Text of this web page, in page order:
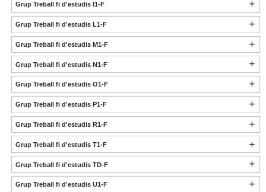
Grup Treball fi d'estudis I1-F
Grup Treball fi d'estudis L1-F
Grup Treball fi d'estudis M1-F
Grup Treball fi d'estudis N1-F
Grup Treball fi d'estudis O1-F
Grup Treball fi d'estudis P1-F
Grup Treball fi d'estudis R1-F
Grup Treball fi d'estudis T1-F
Grup Treball fi d'estudis TD-F
Grup Treball fi d'estudis U1-F